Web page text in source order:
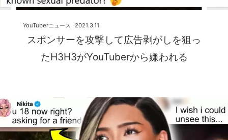
スポンサーを攻撃して広告剥がしを狙っ
たH3H3がYouTuberから嫌われる
2021.3.11
YouTuberニュース